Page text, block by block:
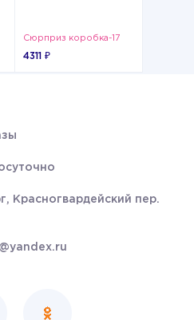
Сюрприз коробка-17
4311 ₽
Красногвардейский пер.